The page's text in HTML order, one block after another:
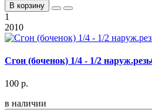
В корзину
1
2010
Сгон (боченок) 1/4 - 1/2
100 р.
в наличии